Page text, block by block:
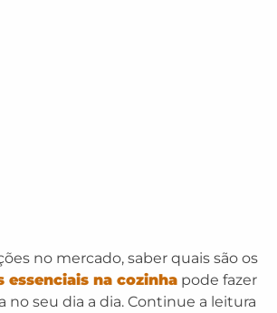
no mercado, saber quais são os
essenciais na cozinha pode fazer
no seu dia a dia. Continue a leitura